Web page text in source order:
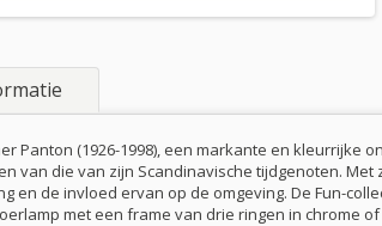
Panton (1926-1998), een markante en
van die van zijn Scandinavische tijdgenoten.
en de invloed ervan op de omgeving. De Fun-
met een frame van drie ringen in chrome